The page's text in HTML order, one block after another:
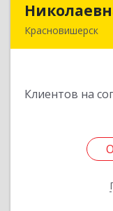
Красновишерск
Клиентов на